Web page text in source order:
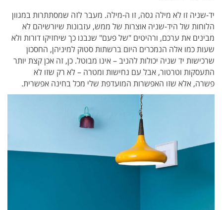
יד-שניה זו לא מילה גסה, זו ה-מילה. מעבר לזה שמסתתרות במגוון
הלוחות של היד-שניה אוצרות של ממש, עזבונות שיורשיהם לא
מבינים את ערכם, ורהיטים "של פעם" שנבנו כך שיחזיקו דורות ולא
שעות כמו אלה הנמכרים היום ברשתות סטוק למיניהן, החסכון
שרכישות יד שניה יכולות להניב – אינו מבוטל. כן, זה אכן קצת יותר
התעסקות וטרטור, אבל עם נחישות ומטרה – לא רק שזו לא
פשרה, אלא שזו האפשרות המועדפת שלי מכל בחינה אפשרית.